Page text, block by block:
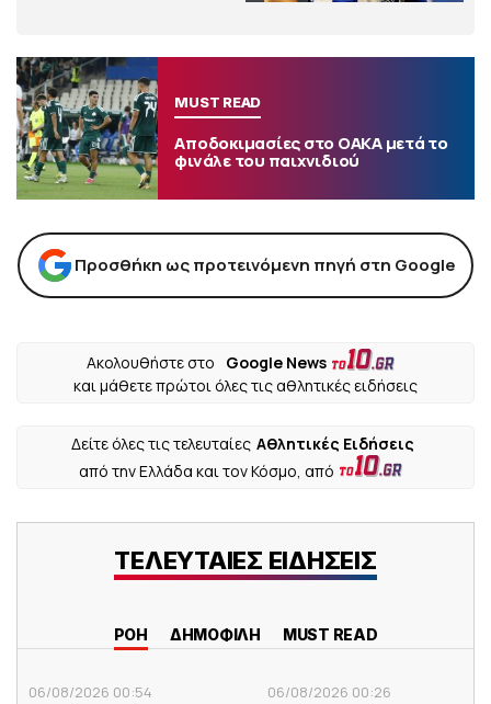
MUST READ
Αποδοκιμασίες στο ΟΑΚΑ μετά το
φινάλε του παιχνιδιού
Προσθήκη ως προτεινόμενη πηγή στη Google
Ακολουθήστε στο
Google News
και μάθετε πρώτοι όλες τις αθλητικές ειδήσεις
Δείτε όλες τις τελευταίες Αθλητικές Ειδήσεις
από την Ελλάδα και τον Κόσμο, από
ΤΕΛΕΥΤΑΙΕΣ ΕΙΔΗΣΕΙΣ
ΡΟΗ ΔΗΜΟΦΙΛΗ MUST READ
06/08/2026 00:54 06/08/2026 00:26